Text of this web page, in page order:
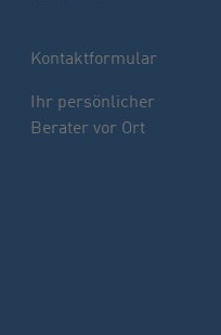
möchten sich
Kontaktformular
Ihr persönlicher
Berater vor Ort